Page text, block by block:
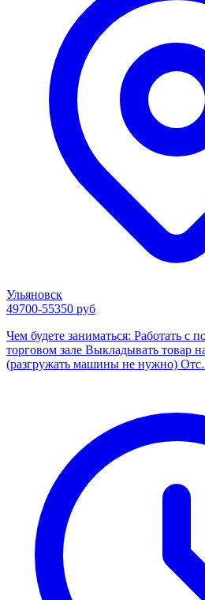
Ульяновск
49700-55350 руб
Чем будете заниматься: Работать с
торговом зале Выкладывать товар
(разгружать машины не нужно)